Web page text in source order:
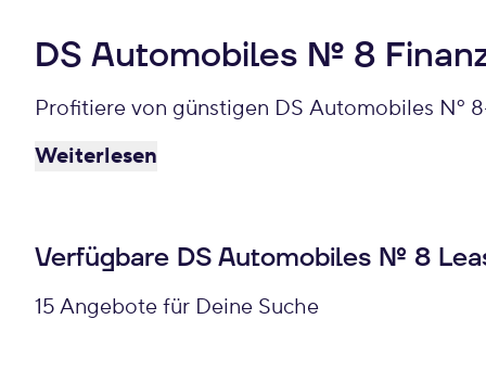
DS Automobiles Nº 8
Profitiere von günstigen DS Automobiles Nº
Weiterlesen
Verfügbare DS Automobiles Nº 8
15 Angebote für Deine Suche